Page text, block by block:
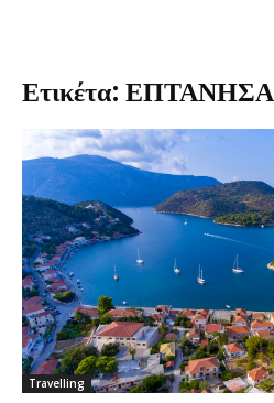
Ετικέτα: ΕΠΤΑΝΗΣΑ
Travelling